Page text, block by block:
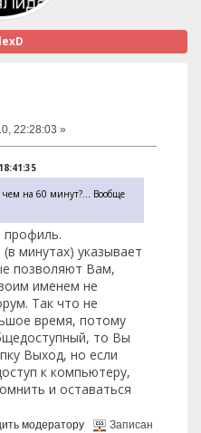
22:28:03 »
чем на 60 минут?... Вообще
минутах) указывает
позволяют Вам,
именем не
Так что не
время, потому
то Вы
Выход, но если
к компьютеру,
и оставаться
модератору Записан